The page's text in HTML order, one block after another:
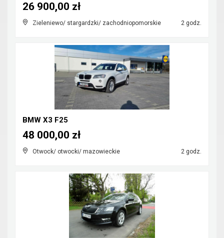
Zieleniewo/ stargardzki/ zachodniopomorskie 2 godz.
26 900,00 zł
BMW X3 F25
Otwock/ otwocki/ mazowieckie 2 godz.
48 000,00 zł